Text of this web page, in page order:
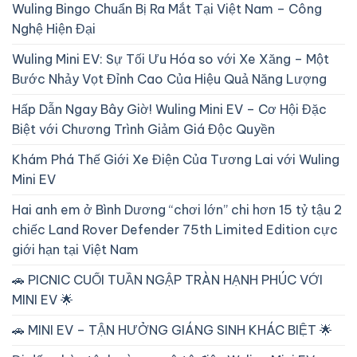
Wuling Bingo Chuẩn Bị Ra Mắt Tại Việt Nam – Công
Nghệ Hiện Đại
Wuling Mini EV: Sự Tối Ưu Hóa so với Xe Xăng – Một
Bước Nhảy Vọt Đỉnh Cao Của Hiệu Quả Năng Lượng
Hấp Dẫn Ngay Bây Giờ! Wuling Mini EV – Cơ Hội Đặc
Biệt với Chương Trình Giảm Giá Độc Quyền
Khám Phá Thế Giới Xe Điện Của Tương Lai với Wuling
Mini EV
Hai anh em ở Bình Dương “chơi lớn” chi hơn 15 tỷ tậu 2
chiếc Land Rover Defender 75th Limited Edition cực
giới hạn tại Việt Nam
🚗 PICNIC CUỐI TUẦN NGẬP TRÀN HẠNH PHÚC VỚI
MINI EV 🌟
🚗 MINI EV – TẬN HƯỞNG GIÁNG SINH KHÁC BIỆT 🌟